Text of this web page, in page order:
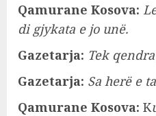
Qamurane Kosova:
di gjykata e jo unë.
Gazetarja: Tek
Gazetarja: Sa herë e
Qamurane Kosova: K